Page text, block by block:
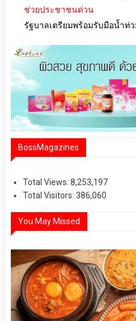
ช่วยประชาชนด่วน
รัฐบาลเตรียมพร้อมรับมือน้ำท่ว
BossMagazines
Total Views: 8,253,197
Total Visitors: 386,060
You May Missed